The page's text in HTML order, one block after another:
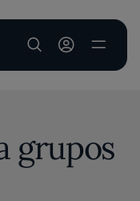
User account
grupos